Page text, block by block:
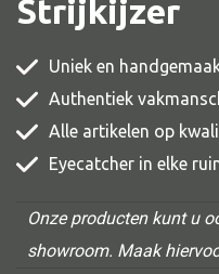
Comode
Eetkamer stoel
Strijkijzer
Uniek en
Authentiek
Alle artikelen op
Eyecatcher in elke
Onze producten kunt u
showroom. Maak